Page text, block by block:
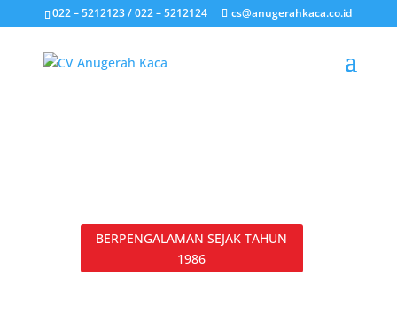
022 – 5212123 / 022 – 5212124 cs@anugerahkaca.co.id
BERPENGALAMAN SEJAK TAHUN
1986